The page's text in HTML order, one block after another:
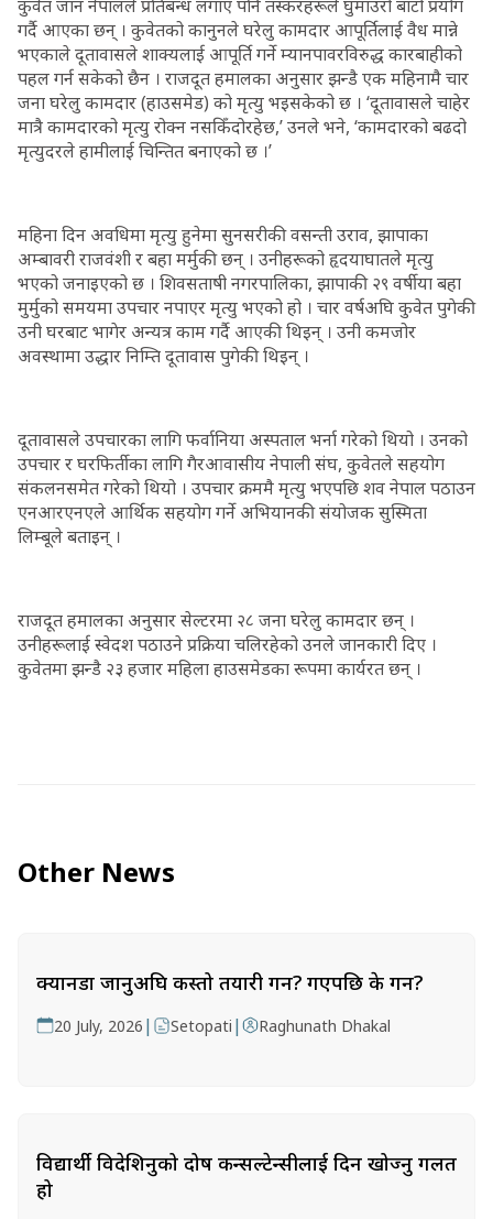
कुवेत जान नेपालले प्रतिबन्ध लगाए पनि तस्करहरूले घुमाउरो बाटो प्रयोग
गर्दै आएका छन् । कुवेतको कानुनले घरेलु कामदार आपूर्तिलाई वैध मान्ने
भएकाले दूतावासले शाक्यलाई आपूर्ति गर्ने म्यानपावरविरुद्ध कारबाहीको
पहल गर्न सकेको छैन । राजदूत हमालका अनुसार झन्डै एक महिनामै चार
जना घरेलु कामदार (हाउसमेड) को मृत्यु भइसकेको छ । ‘दूतावासले चाहेर
मात्रै कामदारको मृत्यु रोक्न नसकिँदोरहेछ,’ उनले भने, ‘कामदारको बढदो
मृत्युदरले हामीलाई चिन्तित बनाएको छ ।’
महिना दिन अवधिमा मृत्यु हुनेमा सुनसरीकी वसन्ती उराव, झापाका
अम्बावरी राजवंशी र बहा मर्मुकी छन् । उनीहरूको हृदयाघातले मृत्यु
भएको जनाइएको छ । शिवसताषी नगरपालिका, झापाकी २९ वर्षीया बहा
मुर्मुको समयमा उपचार नपाएर मृत्यु भएको हो । चार वर्षअघि कुवेत पुगेकी
उनी घरबाट भागेर अन्यत्र काम गर्दै आएकी थिइन् । उनी कमजोर
अवस्थामा उद्धार निम्ति दूतावास पुगेकी थिइन् ।
दूतावासले उपचारका लागि फर्वानिया अस्पताल भर्ना गरेको थियो । उनको
उपचार र घरफिर्तीका लागि गैरआवासीय नेपाली संघ, कुवेतले सहयोग
संकलनसमेत गरेको थियो । उपचार क्रममै मृत्यु भएपछि शव नेपाल पठाउन
एनआरएनएले आर्थिक सहयोग गर्ने अभियानकी संयोजक सुस्मिता
लिम्बूले बताइन् ।
राजदूत हमालका अनुसार सेल्टरमा २८ जना घरेलु कामदार छन् ।
उनीहरूलाई स्वेदश पठाउने प्रक्रिया चलिरहेको उनले जानकारी दिए ।
कुवेतमा झन्डै २३ हजार महिला हाउसमेडका रूपमा कार्यरत छन् ।
Other News
क्यानडा जानुअघि कस्तो तयारी गर्ने? गएपछि के गर्ने?
20 July, 2026 | Setopati | Raghunath Dhakal
विद्यार्थी विदेशिनुको दोष कन्सल्टेन्सीलाई दिन खोज्नु गलत
हो